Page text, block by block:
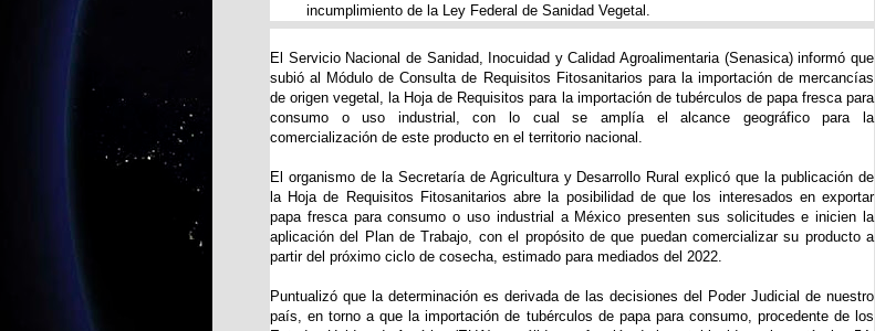
incumplimiento de la Ley Federal de Sanidad Vegetal.
El Servicio Nacional de Sanidad, Inocuidad y Calidad Agroalimentaria (Senasica) informó que
subió al Módulo de Consulta de Requisitos Fitosanitarios para la importación de mercancías
de origen vegetal, la Hoja de Requisitos para la importación de tubérculos de papa fresca para
consumo o uso industrial, con lo cual se amplía el alcance geográfico para la
comercialización de este producto en el territorio nacional.
El organismo de la Secretaría de Agricultura y Desarrollo Rural explicó que la publicación de
la Hoja de Requisitos Fitosanitarios abre la posibilidad de que los interesados en exportar
papa fresca para consumo o uso industrial a México presenten sus solicitudes e inicien la
aplicación del Plan de Trabajo, con el propósito de que puedan comercializar su producto a
partir del próximo ciclo de cosecha, estimado para mediados del 2022.
Puntualizó que la determinación es derivada de las decisiones del Poder Judicial de nuestro
país, en torno a que la importación de tubérculos de papa para consumo, procedente de los